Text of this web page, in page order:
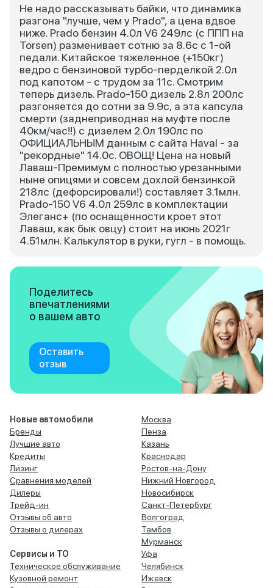
Не надо рассказывать байки, что динамика
разгона "лучше, чем у Prado", а цена вдвое
ниже. Prado бензин 4.0л V6 249лс (с ППП на
Torsen) разменивает сотню за 8.6с с 1-ой
педали. Китайское тяжеленное (+150кг)
ведро с бензиновой турбо-перделкой 2.0л
под капотом - с трудом за 11с. Смотрим
теперь дизель. Prado-150 дизель 2.8л 200лс
разгоняется до сотни за 9.9с, а эта капсула
смерти (заднеприводная на муфте после
40км/час!!) с дизелем 2.0л 190лс по
ОФИЦИАЛЬНЫМ данным с сайта Haval - за
"рекордные" 14.0с. ОВОЩ! Цена на новый
Лаваш-Премимум с полностью урезанными
ныне опицями и совсем дохлой бензинкой
218лс (дефорсировали!) составляет 3.1млн.
Prado-150 V6 4.0л 259лс в комплектации
Элеганс+ (по оснащённости кроет этот
Лаваш, как бык овцу) стоит на июнь 2021г
4.51млн. Калькулятор в руки, гугл - в помощь.
Поделитесь
впечатлениями
о вашем авто
Оставить
отзыв
Новые автомобили
Бренды
Лучшие авто
Кредиты
Лизинг
Сравнения моделей
Дилеры
Трейд-ин
Отзывы об авто
Отзывы о дилерах
Сервисы и ТО
Техническое обслуживание
Кузовной ремонт
Москва
Пенза
Казань
Краснодар
Ростов-на-Дону
Нижний Новгород
Новосибирск
Санкт-Петербург
Волгоград
Тамбов
Мурманск
Уфа
Челябинск
Ижевск